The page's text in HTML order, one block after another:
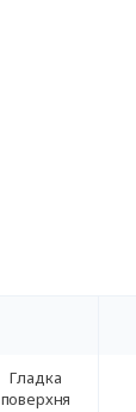
Гладка
поверхня